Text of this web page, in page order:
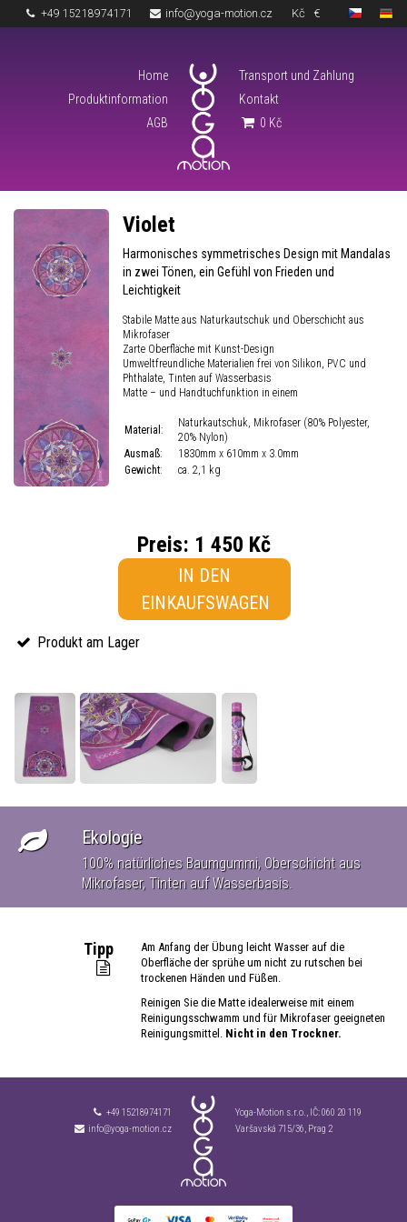
+49 15218974171 info@yoga-motion.cz Kč €
Home
Produktinformation
AGB
Transport und Zahlung
Kontakt
0 Kč
Violet
Harmonisches symmetrisches Design mit Mandalas
in zwei Tönen, ein Gefühl von Frieden und
Leichtigkeit
Stabile Matte aus Naturkautschuk und Oberschicht aus
Mikrofaser
Zarte Oberfläche mit Kunst-Design
Umweltfreundliche Materialien frei von Silikon, PVC und
Phthalate, Tinten auf Wasserbasis
Matte – und Handtuchfunktion in einem
Material :
Naturkautschuk, Mikrofaser (80% Polyester,
20% Nylon)
Ausmaß:
1830mm x 610mm x 3.0mm
Gewicht: ca. 2,1 kg
Preis: 1 450 Kč
IN DEN
EINKAUFSWAGEN
Produkt am Lager
Ekologie
100% natürliches Baumgummi, Oberschicht aus
Mikrofaser, Tinten auf Wasserbasis.
Tipp
Am Anfang der Übung leicht Wasser auf die
Oberfläche der sprühe um nicht zu rutschen bei
trockenen Händen und Füßen.
Reinigen Sie die Matte idealerweise mit einem
Reinigungsschwamm und für Mikrofaser geeigneten
Reinigungsmittel. Nicht in den Trockner.
+49 15218974171
info@yoga-motion.cz
Yoga-Motion s.r.o., IČ:060 20 119
Varšavská 715/36, Prag 2